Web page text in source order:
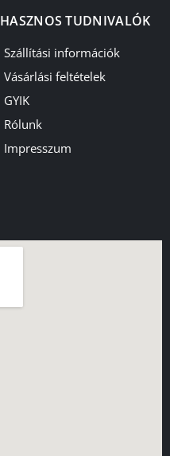
HASZNOS TUDNIVALÓK
Szállítási információk
Vásárlási feltételek
GYIK
Rólunk
Impresszum